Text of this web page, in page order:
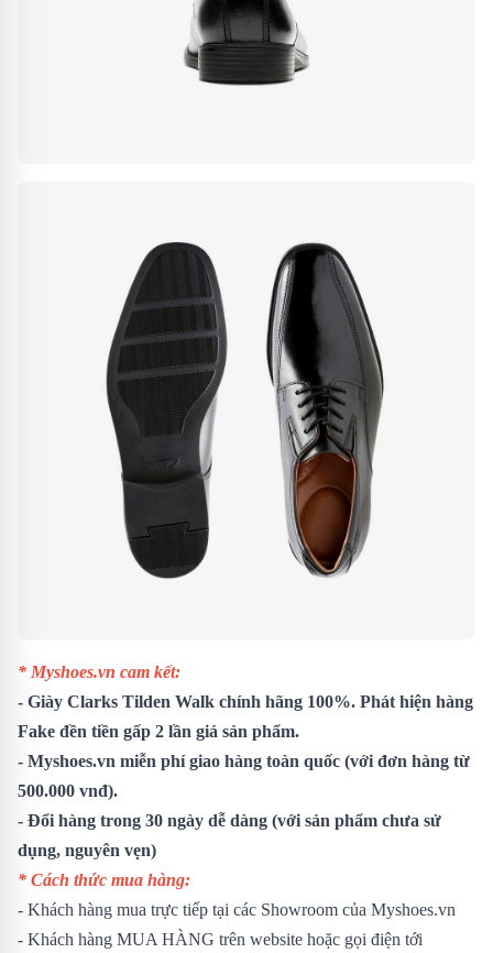
* Myshoes.vn cam kết:
- Giày Clarks Tilden Walk chính hãng 100%. Phát hiện hàng
Fake đền tiền gấp 2 lần giá sản phẩm.
- Myshoes.vn miễn phí giao hàng toàn quốc (với đơn hàng từ
500.000 vnđ).
- Đổi hàng trong 30 ngày dễ dàng (với sản phẩm chưa sử
dụng, nguyên vẹn)
* Cách thức mua hàng:
- Khách hàng mua trực tiếp tại các Showroom của Myshoes.vn
- Khách hàng MUA HÀNG trên website hoặc gọi điện tới